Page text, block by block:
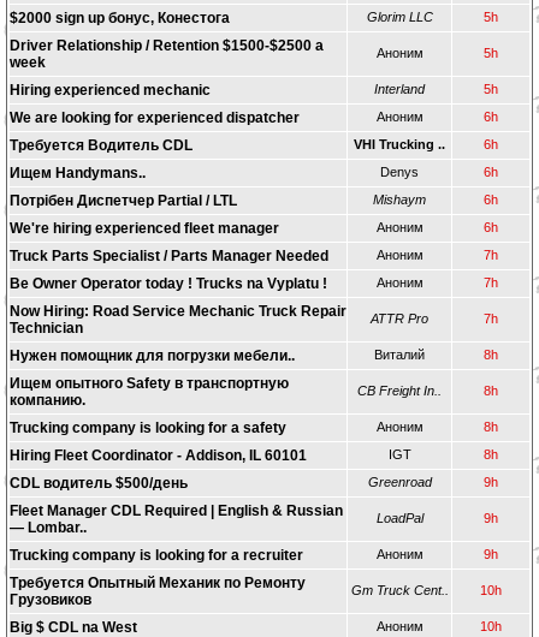
$2000 sign up бонус, Конестога Glorim LLC 5h
Driver Relationship / Retention $1500-$2500 a
week
Аноним 5h
Hiring experienced mechanic Interland 5h
We are looking for experienced dispatcher Аноним 6h
Требуется Водитель CDL VHI Trucking .. 6h
Ищем Handymans.. Denys 6h
Потрібен Диспетчер Partial / LTL Mishaym 6h
We're hiring experienced fleet manager Аноним 6h
Truck Parts Specialist / Parts Manager Needed Аноним 7h
Be Owner Operator today ! Trucks na Vyplatu ! Аноним 7h
Now Hiring: Road Service Mechanic Truck Repair
Technician
ATTR Pro 7h
Нужен помощник для погрузки мебели.. Виталий 8h
Ищем опытного Safety в транспортную
компанию.
CB Freight In.. 8h
Trucking company is looking for a safety Аноним 8h
Hiring Fleet Coordinator - Addison, IL 60101 IGT 8h
CDL водитель $500/день Greenroad 9h
Fleet Manager CDL Required | English & Russian
— Lombar..
LoadPal 9h
Trucking company is looking for a recruiter Аноним 9h
Требуется Опытный Механик по Ремонту
Грузовиков
Gm Truck Cent.. 10h
Big $ CDL na West Аноним 10h